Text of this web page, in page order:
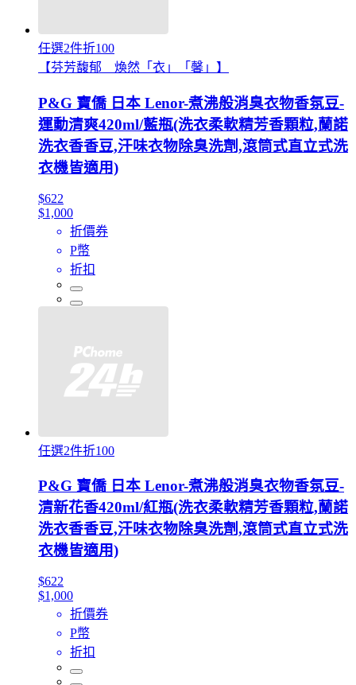
任選2件折100
【芬芳馥郁 煥然「衣」「馨」】
P&G 寶僑 日本 Lenor-煮沸般消臭衣物香氛豆-
運動清爽420ml/藍瓶(洗衣柔軟精芳香顆粒,蘭諾
洗衣香香豆,汗味衣物除臭洗劑,滾筒式直立式洗
衣機皆適用)
$622
$1,000
折價券
P幣
折扣
任選2件折100
P&G 寶僑 日本 Lenor-煮沸般消臭衣物香氛豆-
清新花香420ml/紅瓶(洗衣柔軟精芳香顆粒,蘭諾
洗衣香香豆,汗味衣物除臭洗劑,滾筒式直立式洗
衣機皆適用)
$622
$1,000
折價券
P幣
折扣